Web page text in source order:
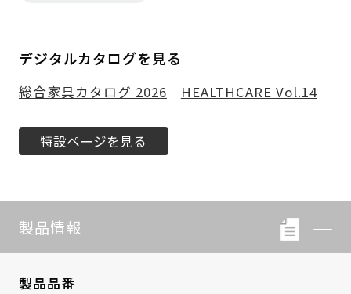
デジタルカタログを見る
総合家具カタログ 2026 HEALTHCARE Vol.14
特設ページを見る
製品情報
製品品番